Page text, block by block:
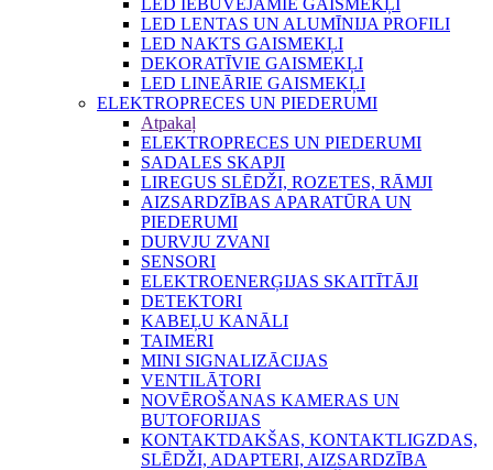
LED IEBŪVĒJAMIE GAISMEKĻI
LED LENTAS UN ALUMĪNIJA PROFILI
LED NAKTS GAISMEKĻI
DEKORATĪVIE GAISMEKĻI
LED LINEĀRIE GAISMEKĻI
ELEKTROPRECES UN PIEDERUMI
Atpakaļ
ELEKTROPRECES UN PIEDERUMI
SADALES SKAPJI
LIREGUS SLĒDŽI, ROZETES, RĀMJI
AIZSARDZĪBAS APARATŪRA UN
PIEDERUMI
DURVJU ZVANI
SENSORI
ELEKTROENERĢIJAS SKAITĪTĀJI
DETEKTORI
KABEĻU KANĀLI
TAIMERI
MINI SIGNALIZĀCIJAS
VENTILĀTORI
NOVĒROŠANAS KAMERAS UN
BUTOFORIJAS
KONTAKTDAKŠAS, KONTAKTLIGZDAS,
SLĒDŽI, ADAPTERI, AIZSARDZĪBA